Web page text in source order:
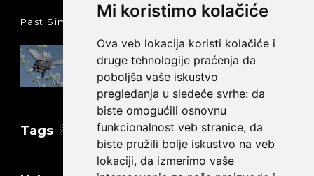
Mi koristimo kolačiće
Ova veb lokacija koristi kolačiće i
druge tehnologije praćenja da
poboljša vaše iskustvo
pregledanja u sledeće svrhe: da
biste omogućili osnovnu
funkcionalnost veb stranice, da
biste pružili bolje iskustvo na veb
lokaciji, da izmerimo vaše
Past Simple i Past Continuous - razlika
Prošlo vreme glagola biti na
engleskom: was ili were
Tags